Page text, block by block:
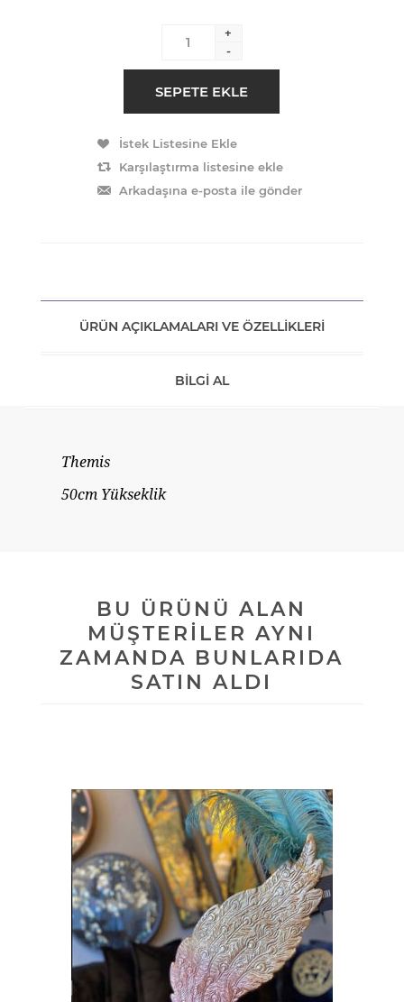
+
-
ÜRÜN AÇIKLAMALARI VE ÖZELLIKLERI
BILGI AL
Themis
50cm Yükseklik
BU ÜRÜNÜ ALAN
MÜŞTERILER AYNI
ZAMANDA BUNLARIDA
SATIN ALDI